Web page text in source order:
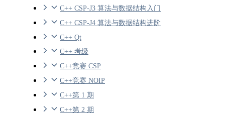
C++ CSP-J3 算法与数据结构入门
C++ CSP-J4 算法与数据结构进阶
C++ Qt
C++ 考级
C++竞赛 CSP
C++竞赛 NOIP
C++第 1 期
C++第 2 期